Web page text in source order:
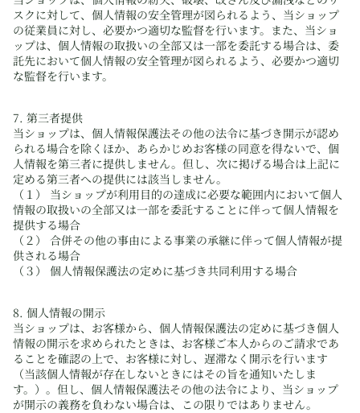
スクに対して、個人情報の安全管理が図られるよう、当ショップ
の従業員に対し、必要かつ適切な監督を行います。また、当ショ
ップは、個人情報の取扱いの全部又は一部を委託する場合は、委
託先において個人情報の安全管理が図られるよう、必要かつ適切
な監督を行います。
7. 第三者提供
当ショップは、個人情報保護法その他の法令に基づき開示が認め
られる場合を除くほか、あらかじめお客様の同意を得ないで、個
人情報を第三者に提供しません。但し、次に掲げる場合は上記に
定める第三者への提供には該当しません。
（１） 当ショップが利用目的の達成に必要な範囲内において個人
情報の取扱いの全部又は一部を委託することに伴って個人情報を
提供する場合
（２） 合併その他の事由による事業の承継に伴って個人情報が提
供される場合
（３） 個人情報保護法の定めに基づき共同利用する場合
8. 個人情報の開示
当ショップは、お客様から、個人情報保護法の定めに基づき個人
情報の開示を求められたときは、お客様ご本人からのご請求であ
ることを確認の上で、お客様に対し、遅滞なく開示を行います
（当該個人情報が存在しないときにはその旨を通知いたしま
す。）。但し、個人情報保護法その他の法令により、当ショップ
が開示の義務を負わない場合は、この限りではありません。